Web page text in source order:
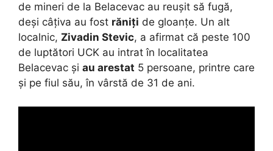
de mineri de la Belacevac au reușit să fugă,
deși câțiva au fost răniți de gloanțe. Un alt
localnic, Zivadin Stevic, a afirmat că peste 100
de luptători UCK au intrat în localitatea
Belacevac și au arestat 5 persoane, printre care
și pe fiul său, în vârstă de 31 de ani.